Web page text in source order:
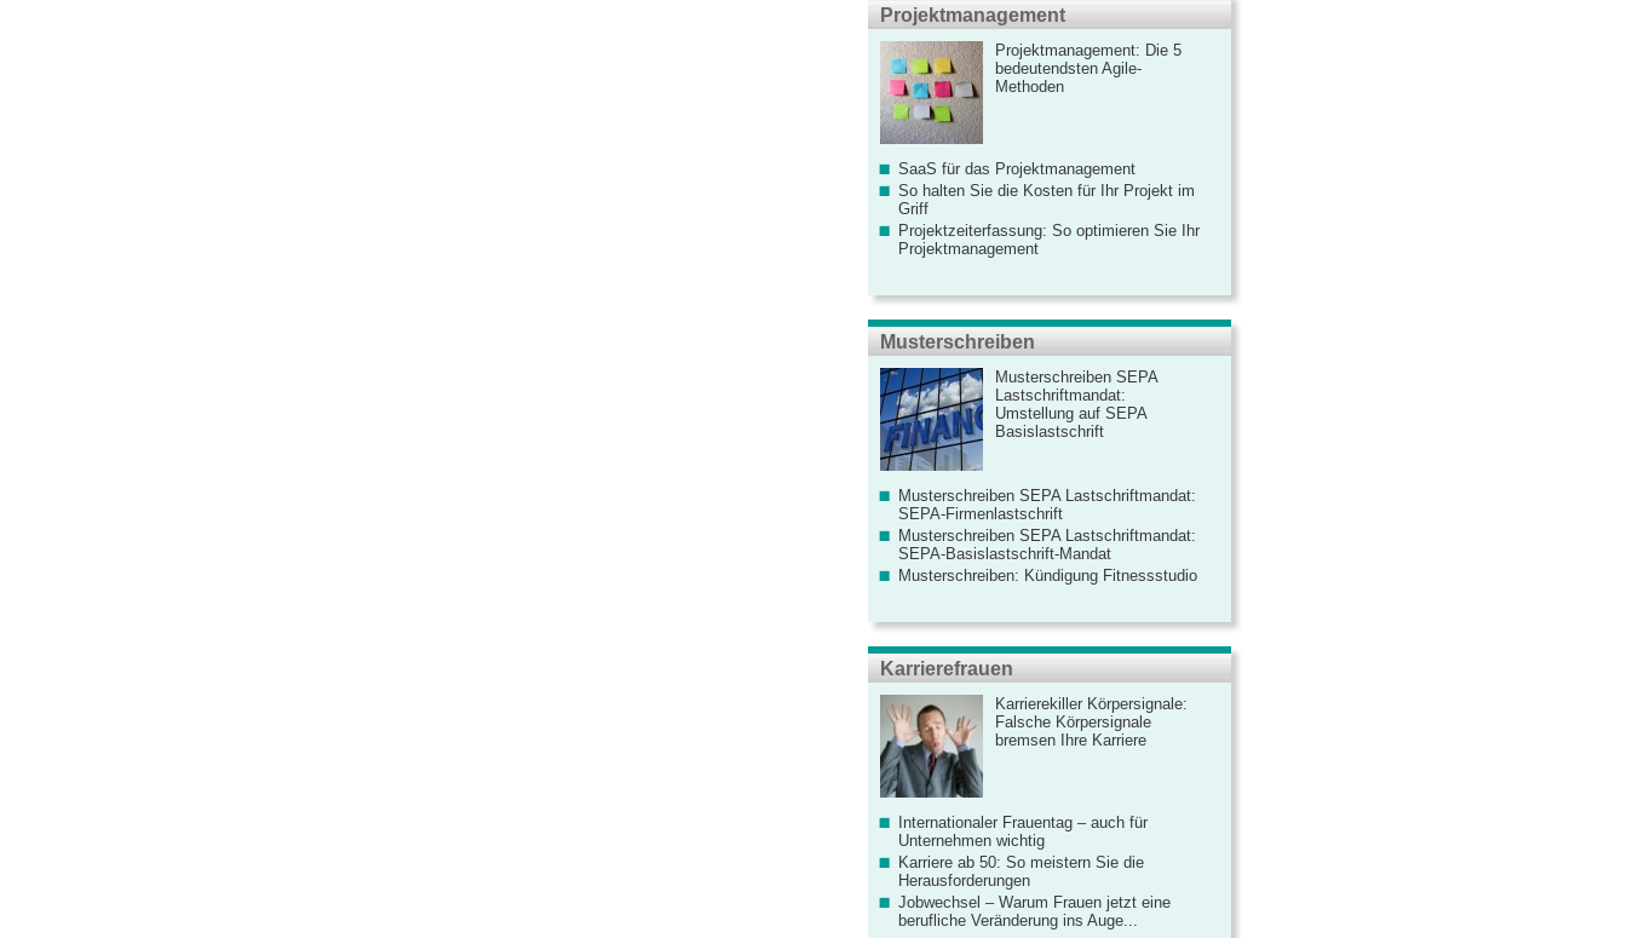
Projektmanagement
Projektmanagement: Die 5
bedeutendsten Agile-
Methoden
SaaS für das Projektmanagement
So halten Sie die Kosten für Ihr Projekt im
Griff
Projektzeiterfassung: So optimieren Sie Ihr
Projektmanagement
Musterschreiben
Musterschreiben SEPA
Lastschriftmandat:
Umstellung auf SEPA
Basislastschrift
Musterschreiben SEPA Lastschriftmandat:
SEPA-Firmenlastschrift
Musterschreiben SEPA Lastschriftmandat:
SEPA-Basislastschrift-Mandat
Musterschreiben: Kündigung Fitnessstudio
Karrierefrauen
Karrierekiller Körpersignale:
Falsche Körpersignale
bremsen Ihre Karriere
Internationaler Frauentag – auch für
Unternehmen wichtig
Karriere ab 50: So meistern Sie die
Herausforderungen
Jobwechsel – Warum Frauen jetzt eine
berufliche Veränderung ins Auge...